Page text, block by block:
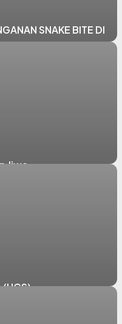
SNAKE BITE DI
Jiwa